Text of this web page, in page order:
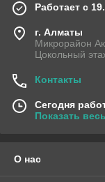
Работает с
г. Алматы
Микрорайон
Цокольный
Контакты
Сегодня
Показать
О нас